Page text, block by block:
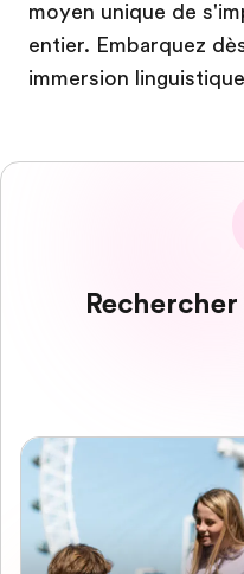
moyen unique de
entier. Embarquez
immersion